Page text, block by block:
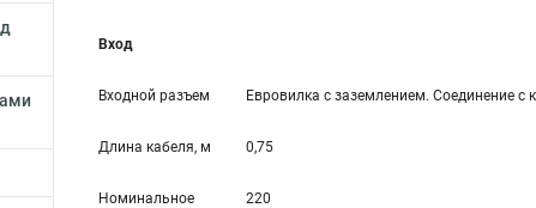
Вход
Входной разъем Евровилка с заземлением. Соединение с
Длина кабеля, м 0,75
Номинальное
220